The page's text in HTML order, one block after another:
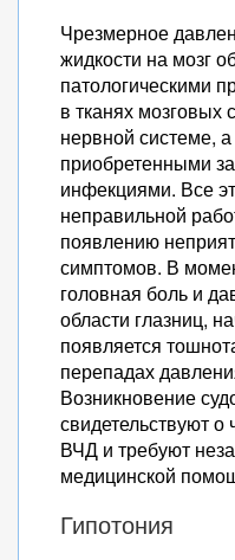
Чрезмерное
жидкости на мозг
патологическими
в тканях мозговых
нервной системе,
приобретенными
инфекциями. Все
неправильной
появлению
симптомов. В
головная боль и
области глазниц,
появляется
перепадах
Возникновение
свидетельствуют
ВЧД и требуют
медицинской
Гипотония